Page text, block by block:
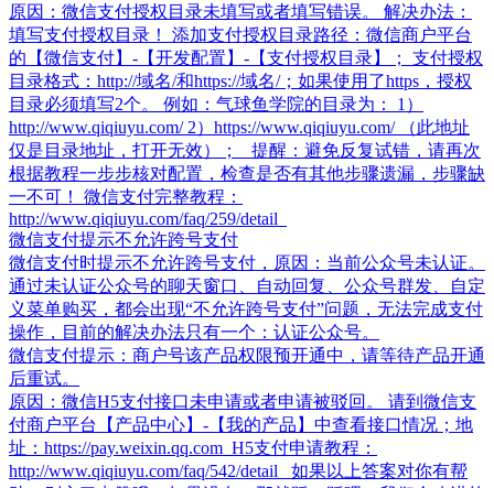
原因：微信支付授权目录未填写或者填写错误。 解决办法：
填写支付授权目录！ 添加支付授权目录路径：微信商户平台
的【微信支付】-【开发配置】-【支付授权目录】； 支付授权
目录格式：http://域名/和https://域名/；如果使用了https，授权
目录必须填写2个。 例如：气球鱼学院的目录为： 1）
http://www.qiqiuyu.com/ 2）https://www.qiqiuyu.com/ （此地址
仅是目录地址，打开无效）； 提醒：避免反复试错，请再次
根据教程一步步核对配置，检查是否有其他步骤遗漏，步骤缺
一不可！ 微信支付完整教程：
http://www.qiqiuyu.com/faq/259/detail
微信支付提示不允许跨号支付
微信支付时提示不允许跨号支付，原因：当前公众号未认证。
通过未认证公众号的聊天窗口、自动回复、公众号群发、自定
义菜单购买，都会出现“不允许跨号支付”问题，无法完成支付
操作，目前的解决办法只有一个：认证公众号。
微信支付提示：商户号该产品权限预开通中，请等待产品开通
后重试。
原因：微信H5支付接口未申请或者申请被驳回。 请到微信支
付商户平台【产品中心】-【我的产品】中查看接口情况；地
址：https://pay.weixin.qq.com H5支付申请教程：
http://www.qiqiuyu.com/faq/542/detail 如果以上答案对你有帮